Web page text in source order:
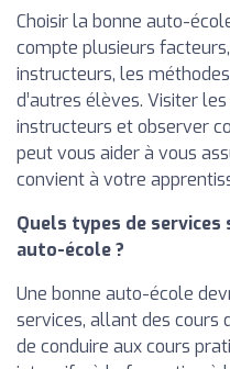
Choisir la bonne auto-
compte plusieurs
instructeurs, les
d’autres élèves. Visiter
instructeurs et observer
peut vous aider à vous
convient à votre
Quels types de
auto-école ?
Une bonne auto-école
services, allant des cours
de conduire aux cours